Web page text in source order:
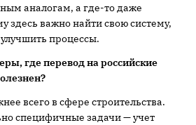
аналогам, а где-то даже
здесь важно найти свою систему,
процессы.
где перевод на российские
всего в сфере строительства.
специфичные задачи — учет